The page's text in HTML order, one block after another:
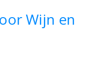
Wijn en